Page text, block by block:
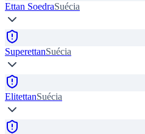
Ettan SoedraSuécia
SuperettanSuécia
ElitettanSuécia